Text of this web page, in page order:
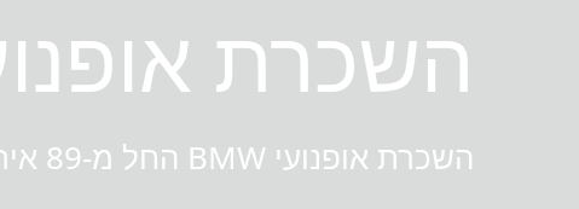
השכרת
השכרת אופנועי BMW החל מ-89 אירו ליום